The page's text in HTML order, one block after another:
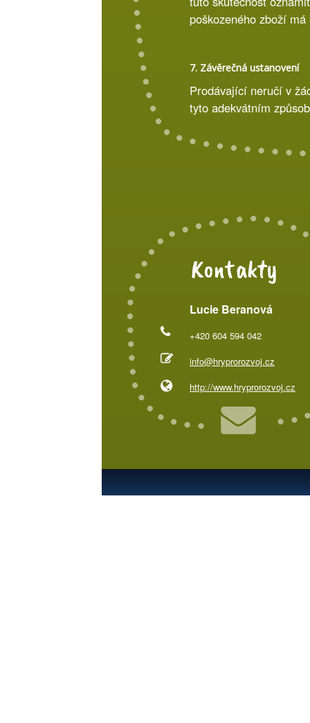
poškozeného zboží
7. Závěrečná ustanovení
Prodávající neručí v
tyto adekvátním
Kontakty
Lucie Beranová
+420 604 594 042
info@hryprorozvoj.cz
http://www.hryprorozvoj.cz